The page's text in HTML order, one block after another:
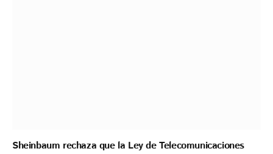
Sheinbaum rechaza que la Ley de Telecomunicaciones